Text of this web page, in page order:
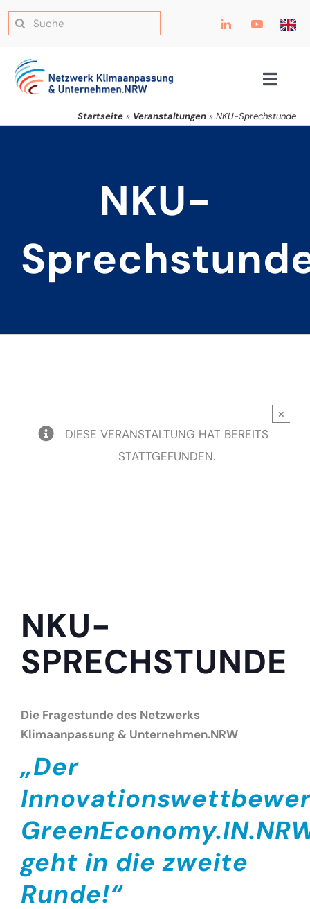
Zum
Inhalt
Suche
Toggle
Startseite » Veranstaltungen »NKU-Sprechstunde
NKU-
DIESE VERANSTALTUNG HAT BEREITS
STATTGEFUNDEN.
×
NKU-
SPRECHSTUNDE
Die Fragestunde des Netzwerks
Klimaanpassung & Unternehmen.NRW
„Der
geht in die zweite
Runde!“